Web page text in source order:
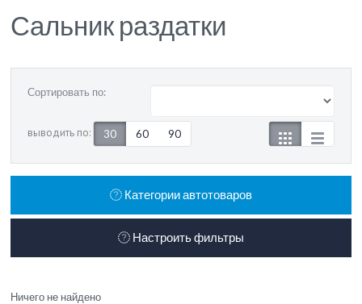
Сальник раздатки
Сортировать по:
выводить по: 30 60 90
Категории автотоваров
Настроить фильтры
Ничего не найдено